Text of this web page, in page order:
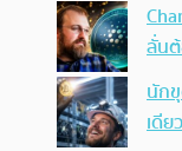
ลั่น
นัก
เดี